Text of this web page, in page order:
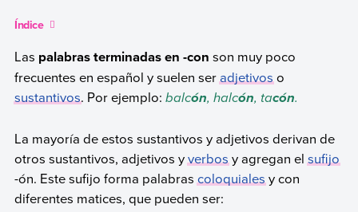
Índice
Las palabras terminadas en -con son muy poco
frecuentes en español y suelen seradjetivoso
sustantivos. Por ejemplo: balcón, halcón, tacón.
La mayoría de estos sustantivos y adjetivos derivan de
otros sustantivos, adjetivos yverbosy agregan elsufijo
-ón. Este sufijo forma palabrascoloquialesy con
diferentes matices, que pueden ser: